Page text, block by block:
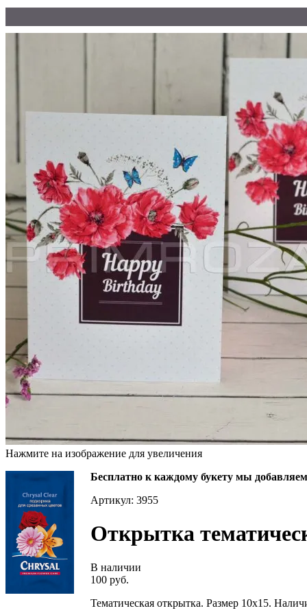
Нажмите на изображение для увеличения
Бесплатно к каждому букету мы
Артикул: 3955
Открытка
В наличии
100 руб.
Тематическая открытка. Размер 10х15.